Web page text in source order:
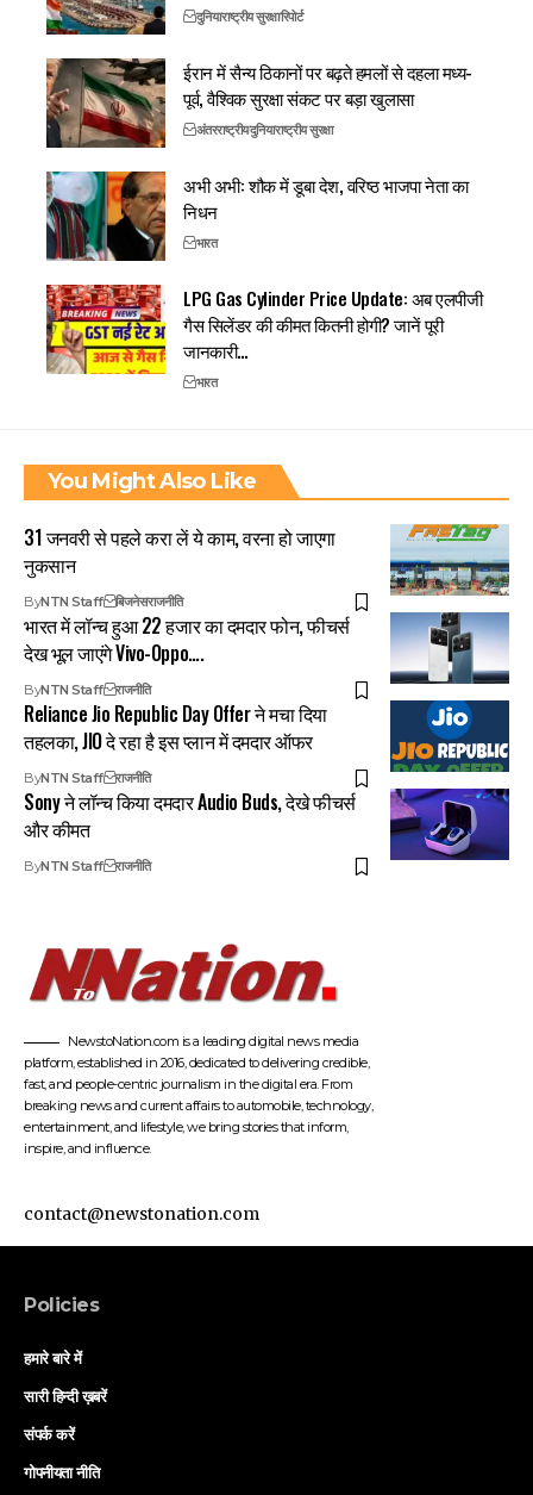
दुनियाराष्ट्रीय सुरक्षारिपोर्ट
ईरान में सैन्य ठिकानों पर बढ़ते हमलों से दहला मध्य-
पूर्व, वैश्विक सुरक्षा संकट पर बड़ा खुलासा
अंतरराष्ट्रीयदुनियाराष्ट्रीय सुरक्षा
अभी अभी: शौक में डूबा देश, वरिष्ठ भाजपा नेता का
निधन
भारत
LPG Gas Cylinder Price Update: अब एलपीजी
गैस सिलेंडर की कीमत कितनी होगी? जानें पूरी
जानकारी…
भारत
You Might Also Like
31 जनवरी से पहले करा लें ये काम, वरना हो जाएगा
नुकसान
ByNTN Staff बिजनेसराजनीति
भारत में लॉन्च हुआ 22 हजार का दमदार फोन, फीचर्स
देख भूल जाएंगे Vivo-Oppo….
ByNTN Staff राजनीति
Reliance Jio Republic Day Offer ने मचा दिया
तहलका, JIO दे रहा है इस प्लान में दमदार ऑफर
ByNTN Staff राजनीति
Sony ने लॉन्च किया दमदार Audio Buds, देखे फीचर्स
और कीमत
ByNTN Staff राजनीति
NewstoNation.com is a leading digital news media
platform, established in 2016, dedicated to delivering credible,
fast, and people-centric journalism in the digital era. From
breaking news and current affairs to automobile, technology,
entertainment, and lifestyle, we bring stories that inform,
inspire, and influence.
contact@newstonation.com
Policies
हमारे बारे में
सारी हिन्दी ख़बरें
संपर्क करें
गोपनीयता नीति